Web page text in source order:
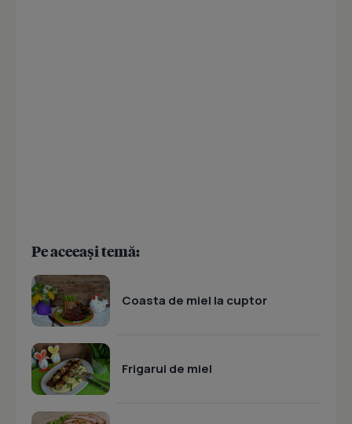
Pe aceeași temă:
Coasta de miel la cuptor
Frigarui de miel